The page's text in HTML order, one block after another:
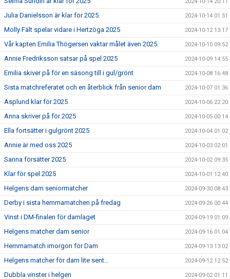
Julia Danielsson är klar för 2025. 2024-10-14 01:51
Molly Fält spelar vidare i Hertzöga 2025 2024-10-12 13:17
Vår kapten Emilia Thögersen vaktar målet även 2025. 2024-10-10 09:52
Annie Fredriksson satsar på spel 2025 2024-10-09 14:55
Emilia skiver på för en säsong till i gul/grönt 2024-10-08 16:48
Sista matchreferatet och en återblick från senior dam 2024-10-07 01:36
Asplund klar för 2025 2024-10-06 22:20
Anna skriver på för 2025 2024-10-05 00:14
Ella fortsätter i gulgrönt 2025 2024-10-04 01:02
Annie är med oss 2025 2024-10-03 02:01
Sanna försätter 2025 2024-10-02 09:35
Klar för spel 2025 2024-10-01 12:40
Helgens dam seniormatcher 2024-09-30 08:43
Derby i sista hemmamatchen på fredag 2024-09-26 00:44
Vinst i DM-finalen för damlaget 2024-09-19 01:09
Helgens matcher dam senior 2024-09-16 01:04
Hemmamatch imorgon för Dam 2024-09-13 13:02
Helgens matcher för dam lite sent… 2024-09-12 12:52
Dubbla vinster i helgen 2024-09-02 01:11